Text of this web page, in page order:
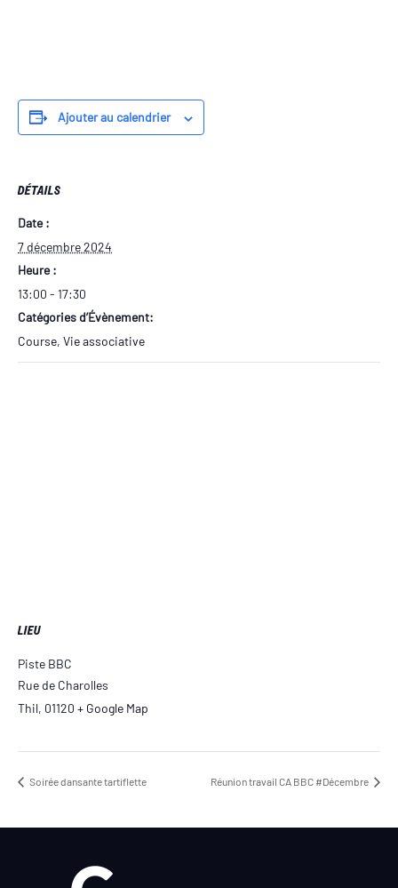
Ajouter au calendrier
DÉTAILS
Date :
7 décembre 2024
Heure :
13:00 - 17:30
Catégories d’Évènement:
Course, Vie associative
LIEU
Piste BBC
Rue de Charolles
Thil, 01120 + Google Map
Soirée dansante tartiflette Réunion travail CA BBC #Décembre